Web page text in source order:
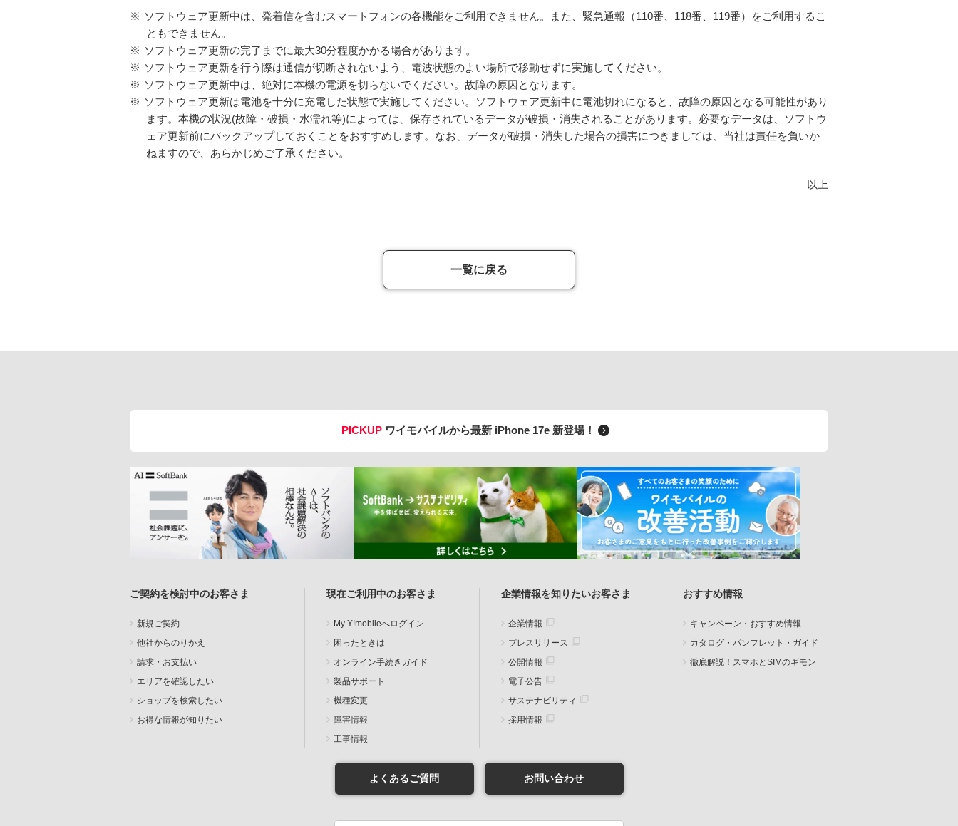
※ ソフトウェア更新中は、発着信を含むスマートフォンの各機能をご利用できません。また、緊急通報（110番、118番、119番）をご利用するこ
ともできません。
※ ソフトウェア更新の完了までに最大30分程度かかる場合があります。
※ ソフトウェア更新を行う際は通信が切断されないよう、電波状態のよい場所で移動せずに実施してください。
※ ソフトウェア更新中は、絶対に本機の電源を切らないでください。故障の原因となります。
※ ソフトウェア更新は電池を十分に充電した状態で実施してください。ソフトウェア更新中に電池切れになると、故障の原因となる可能性があり
ます。本機の状況(故障・破損・水濡れ等)によっては、保存されているデータが破損・消失されることがあります。必要なデータは、ソフトウ
ェア更新前にバックアップしておくことをおすすめします。なお、データが破損・消失した場合の損害につきましては、当社は責任を負いか
ねますので、あらかじめご了承ください。
以上
一覧に戻る
PICKUP ワイモバイルから最新 iPhone 17e 新登場！
ご契約を検討中のお客さま
新規ご契約
他社からのりかえ
請求・お支払い
エリアを確認したい
ショップを検索したい
お得な情報が知りたい
現在ご利用中のお客さま
My Y!mobileへログイン
困ったときは
オンライン手続きガイド
製品サポート
機種変更
障害情報
工事情報
企業情報を知りたいお客さま
企業情報
プレスリリース
公開情報
電子公告
サステナビリティ
採用情報
おすすめ情報
キャンペーン・おすすめ情報
カタログ・パンフレット・ガイド
徹底解説！スマホとSIMのギモン
よくあるご質問 お問い合わせ